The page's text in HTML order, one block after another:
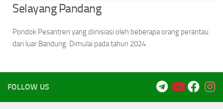
Selayang Pandang
Pondok Pesantren yang diinisiasi oleh beberapa orang perantau
dari luar Bandung. Dimulai pada tahun 2024
FOLLOW US